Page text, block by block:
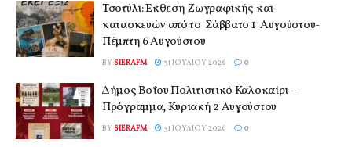
Τσοτύλι: Έκθεση Ζωγραφικής και
κατασκευών από το Σάββατο 1 Αυγούστου-
Πέμπτη 6 Αυγούστου
BY SIERAFM 31 ΙΟΥΛΊΟΥ 2026 0
Δήμος Βοΐου Πολιτιστικό Καλοκαίρι –
Πρόγραμμα, Κυριακή 2 Αυγούστου
BY SIERAFM 31 ΙΟΥΛΊΟΥ 2026 0